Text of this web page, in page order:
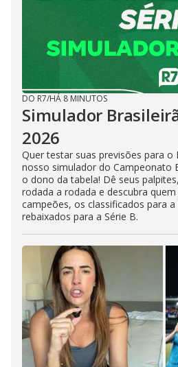
DO R7/HÁ 8 MINUTOS
Simulador
2026
Quer testar suas previsões para o
nosso simulador do Campeonato
o dono da tabela! Dê seus
rodada a rodada e descubra
campeões, os classificados para
rebaixados para a Série B.